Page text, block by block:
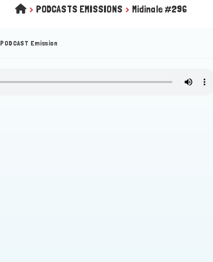
> PODCASTS EMISSIONS > Midinale #296
PODCAST Emission